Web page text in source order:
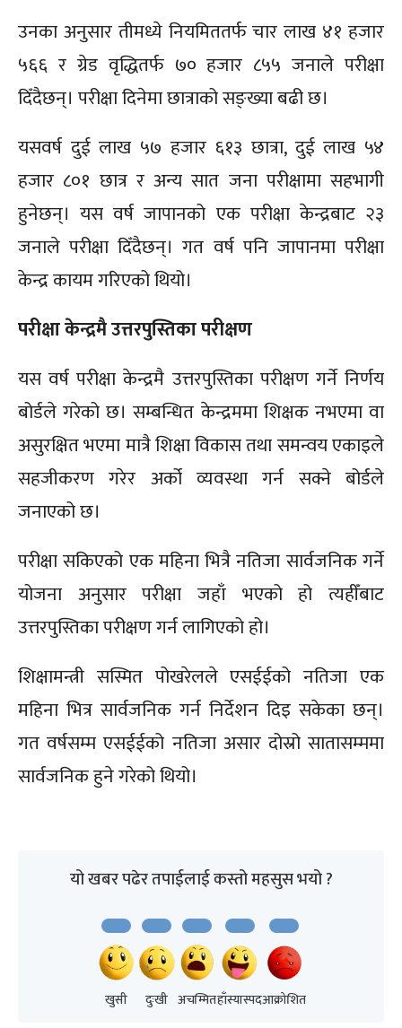
उनका अनुसार तीमध्ये नियमिततर्फ चार लाख ४१ हजार
५६६ र ग्रेड वृद्धितर्फ ७० हजार ८५५ जनाले परीक्षा
दिँदैछन्। परीक्षा दिनेमा छात्राको सङ्ख्या बढी छ।
यसवर्ष दुई लाख ५७ हजार ६१३ छात्रा, दुई लाख ५४
हजार ८०१ छात्र र अन्य सात जना परीक्षामा सहभागी
हुनेछन्। यस वर्ष जापानको एक परीक्षा केन्द्रबाट २३
जनाले परीक्षा दिँदैछन्। गत वर्ष पनि जापानमा परीक्षा
केन्द्र कायम गरिएको थियो।
परीक्षा केन्द्रमै उत्तरपुस्तिका परीक्षण
यस वर्ष परीक्षा केन्द्रमै उत्तरपुस्तिका परीक्षण गर्ने निर्णय
बोर्डले गरेको छ। सम्बन्धित केन्द्रममा शिक्षक नभएमा वा
असुरक्षित भएमा मात्रै शिक्षा विकास तथा समन्वय एकाइले
सहजीकरण गरेर अर्को व्यवस्था गर्न सक्ने बोर्डले
जनाएको छ।
परीक्षा सकिएको एक महिना भित्रै नतिजा सार्वजनिक गर्ने
योजना अनुसार परीक्षा जहाँ भएको हो त्यहीँबाट
उत्तरपुस्तिका परीक्षण गर्न लागिएको हो।
शिक्षामन्त्री सस्मित पोखरेलले एसईईको नतिजा एक
महिना भित्र सार्वजनिक गर्न निर्देशन दिइ सकेका छन्।
गत वर्षसम्म एसईईको नतिजा असार दोस्रो सातासम्ममा
सार्वजनिक हुने गरेको थियो।
यो खबर पढेर तपाईलाई कस्तो महसुस भयो ?
खुसी दुःखी अचम्मितहाँस्यास्पदआक्रोशित